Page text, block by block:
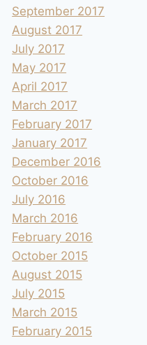
September 2017
August 2017
July 2017
May 2017
April 2017
March 2017
February 2017
January 2017
December 2016
October 2016
July 2016
March 2016
February 2016
October 2015
August 2015
July 2015
March 2015
February 2015